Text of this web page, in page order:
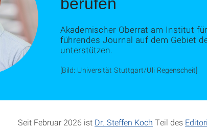
Akademischer Oberrat am Institut
führendes Journal auf dem Gebiet
unterstützen.
[Bild: Universität Stuttgart/Uli Regenscheit]
Seit Februar 2026 ist Dr. Steffen Koch Teil des